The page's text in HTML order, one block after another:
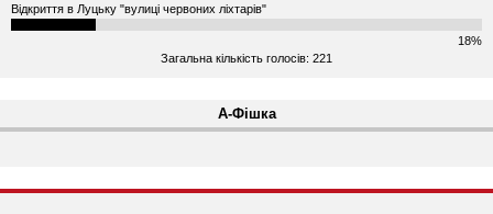
Відкриття в Луцьку "вулиці червоних ліхтарів"
18%
Загальна кількість голосів: 221
А-Фішка